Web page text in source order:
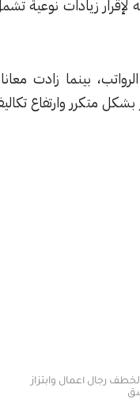
نوعية تشمل عدداً من
زادت معاناة السوريين
وارتفاع تكاليف المعيشة
وابتزاز